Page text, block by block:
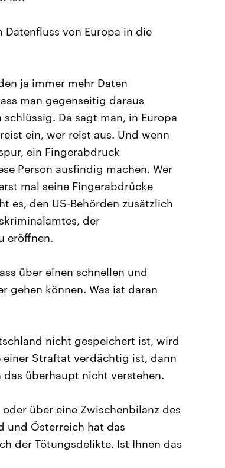
von Europa in die
ja immer mehr Daten
man gegenseitig daraus
Da sagt man, in Europa
ein, wer reist aus. Und wenn
ein Fingerabdruck
Person ausfindig machen. Wer
mal seine Fingerabdrücke
es, den US-Behörden zusätzlich
der
eröffnen.
über einen schnellen und
gehen können. Was ist daran
nicht gespeichert ist, wird
einer Straftat verdächtig ist, dann
das überhaupt nicht verstehen.
über eine Zwischenbilanz des
und Österreich hat das
der Tötungsdelikte. Ist Ihnen das